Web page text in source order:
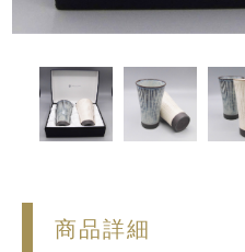
商品詳細